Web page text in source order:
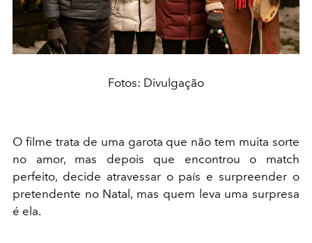
Fotos: Divulgação
O filme trata de uma garota que não tem muita sorte
no amor, mas depois que encontrou o match
perfeito, decide atravessar o país e surpreender o
pretendente no Natal, mas quem leva uma surpresa
é ela.